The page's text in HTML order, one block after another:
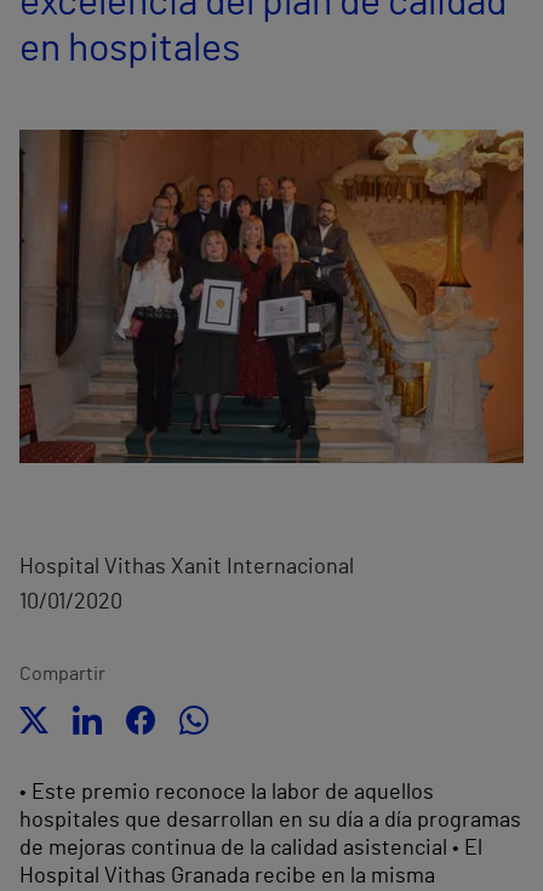
Comunicación
en hospitales
Hospital Vithas Xanit Internacional
10/01/2020
Compartir
• Este premio reconoce la labor de aquellos
hospitales que desarrollan en su día a día programas
de mejoras continua de la calidad asistencial • El
Hospital Vithas Granada recibe en la misma